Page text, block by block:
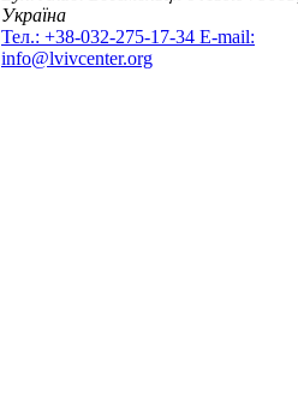
Україна
Тел.: +38-032-275-17-34 E-mail:
info@lvivcenter.org